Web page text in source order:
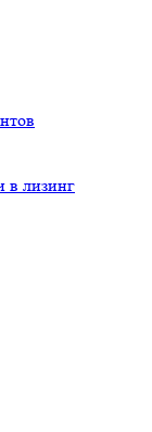
в лизинг